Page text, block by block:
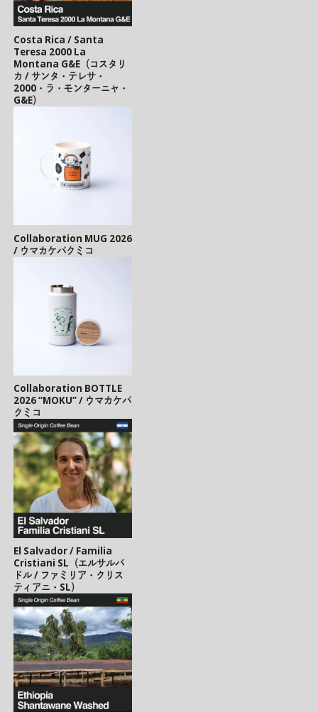
Costa Rica / Santa
Teresa 2000 La
Montana G&E（コスタリ
カ / サンタ・テレサ・
2000・ラ・モンターニャ・
G&E）
Collaboration MUG 2026
/ ウマカケバクミコ
Collaboration BOTTLE
2026 “MOKU” / ウマカケバ
クミコ
El Salvador / Familia
Cristiani SL（エルサルバ
ドル / ファミリア・クリス
ティアニ・SL）